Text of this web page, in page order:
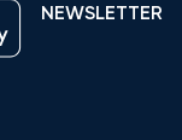
NEWSLETTER